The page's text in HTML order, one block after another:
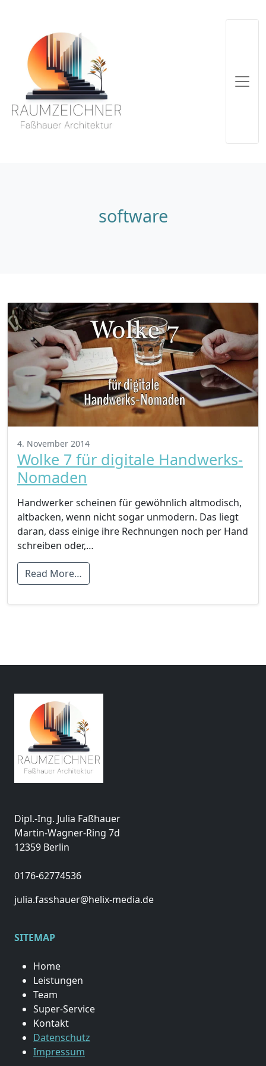
software
4. November 2014
Wolke 7 für digitale Handwerks-
Nomaden
Handwerker scheinen für gewöhnlich altmodisch,
altbacken, wenn nicht sogar unmodern. Das liegt
daran, dass einige ihre Rechnungen noch per Hand
schreiben oder,…
Read More…
Dipl.-Ing. Julia Faßhauer
Martin-Wagner-Ring 7d
12359 Berlin
0176-62774536
julia.fasshauer@helix-media.de
SITEMAP
Home
Leistungen
Team
Super-Service
Kontakt
Datenschutz
Impressum